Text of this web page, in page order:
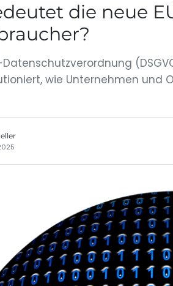
die neue
Datenschutzverordnung
wie Unternehmen und